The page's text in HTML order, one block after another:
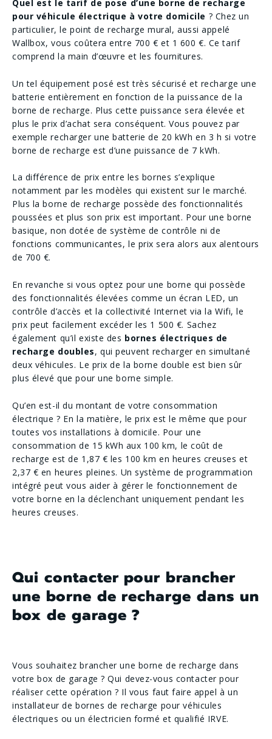
Quel est le tarif de pose d’une borne de recharge
pour véhicule électrique à votre domicile ? Chez un
particulier, le point de recharge mural, aussi appelé
Wallbox, vous coûtera entre 700 € et 1 600 €. Ce tarif
comprend la main d’œuvre et les fournitures.
Un tel équipement posé est très sécurisé et recharge une
batterie entièrement en fonction de la puissance de la
borne de recharge. Plus cette puissance sera élevée et
plus le prix d’achat sera conséquent. Vous pouvez par
exemple recharger une batterie de 20 kWh en 3 h si votre
borne de recharge est d’une puissance de 7 kWh.
La différence de prix entre les bornes s’explique
notamment par les modèles qui existent sur le marché.
Plus la borne de recharge possède des fonctionnalités
poussées et plus son prix est important. Pour une borne
basique, non dotée de système de contrôle ni de
fonctions communicantes, le prix sera alors aux alentours
de 700 €.
En revanche si vous optez pour une borne qui possède
des fonctionnalités élevées comme un écran LED, un
contrôle d’accès et la collectivité Internet via la Wifi, le
prix peut facilement excéder les 1 500 €. Sachez
également qu’il existe des bornes électriques de
recharge doubles, qui peuvent recharger en simultané
deux véhicules. Le prix de la borne double est bien sûr
plus élevé que pour une borne simple.
Qu’en est-il du montant de votre consommation
électrique ? En la matière, le prix est le même que pour
toutes vos installations à domicile. Pour une
consommation de 15 kWh aux 100 km, le coût de
recharge est de 1,87 € les 100 km en heures creuses et
2,37 € en heures pleines. Un système de programmation
intégré peut vous aider à gérer le fonctionnement de
votre borne en la déclenchant uniquement pendant les
heures creuses.
Qui contacter pour brancher
une borne de recharge dans un
box de garage ?
Vous souhaitez brancher une borne de recharge dans
votre box de garage ? Qui devez-vous contacter pour
réaliser cette opération ? Il vous faut faire appel à un
installateur de bornes de recharge pour véhicules
électriques ou un électricien formé et qualifié IRVE.